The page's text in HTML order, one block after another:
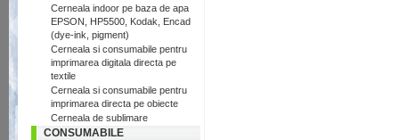
Cerneala indoor pe baza de apa
EPSON, HP5500, Kodak, Encad
(dye-ink, pigment)
Cerneala si consumabile pentru
imprimarea digitala directa pe
textile
Cerneala si consumabile pentru
imprimarea directa pe obiecte
Cerneala de sublimare
CONSUMABILE